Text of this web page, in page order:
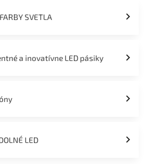
SVETLA
a inovatívne LED pásiky
LED